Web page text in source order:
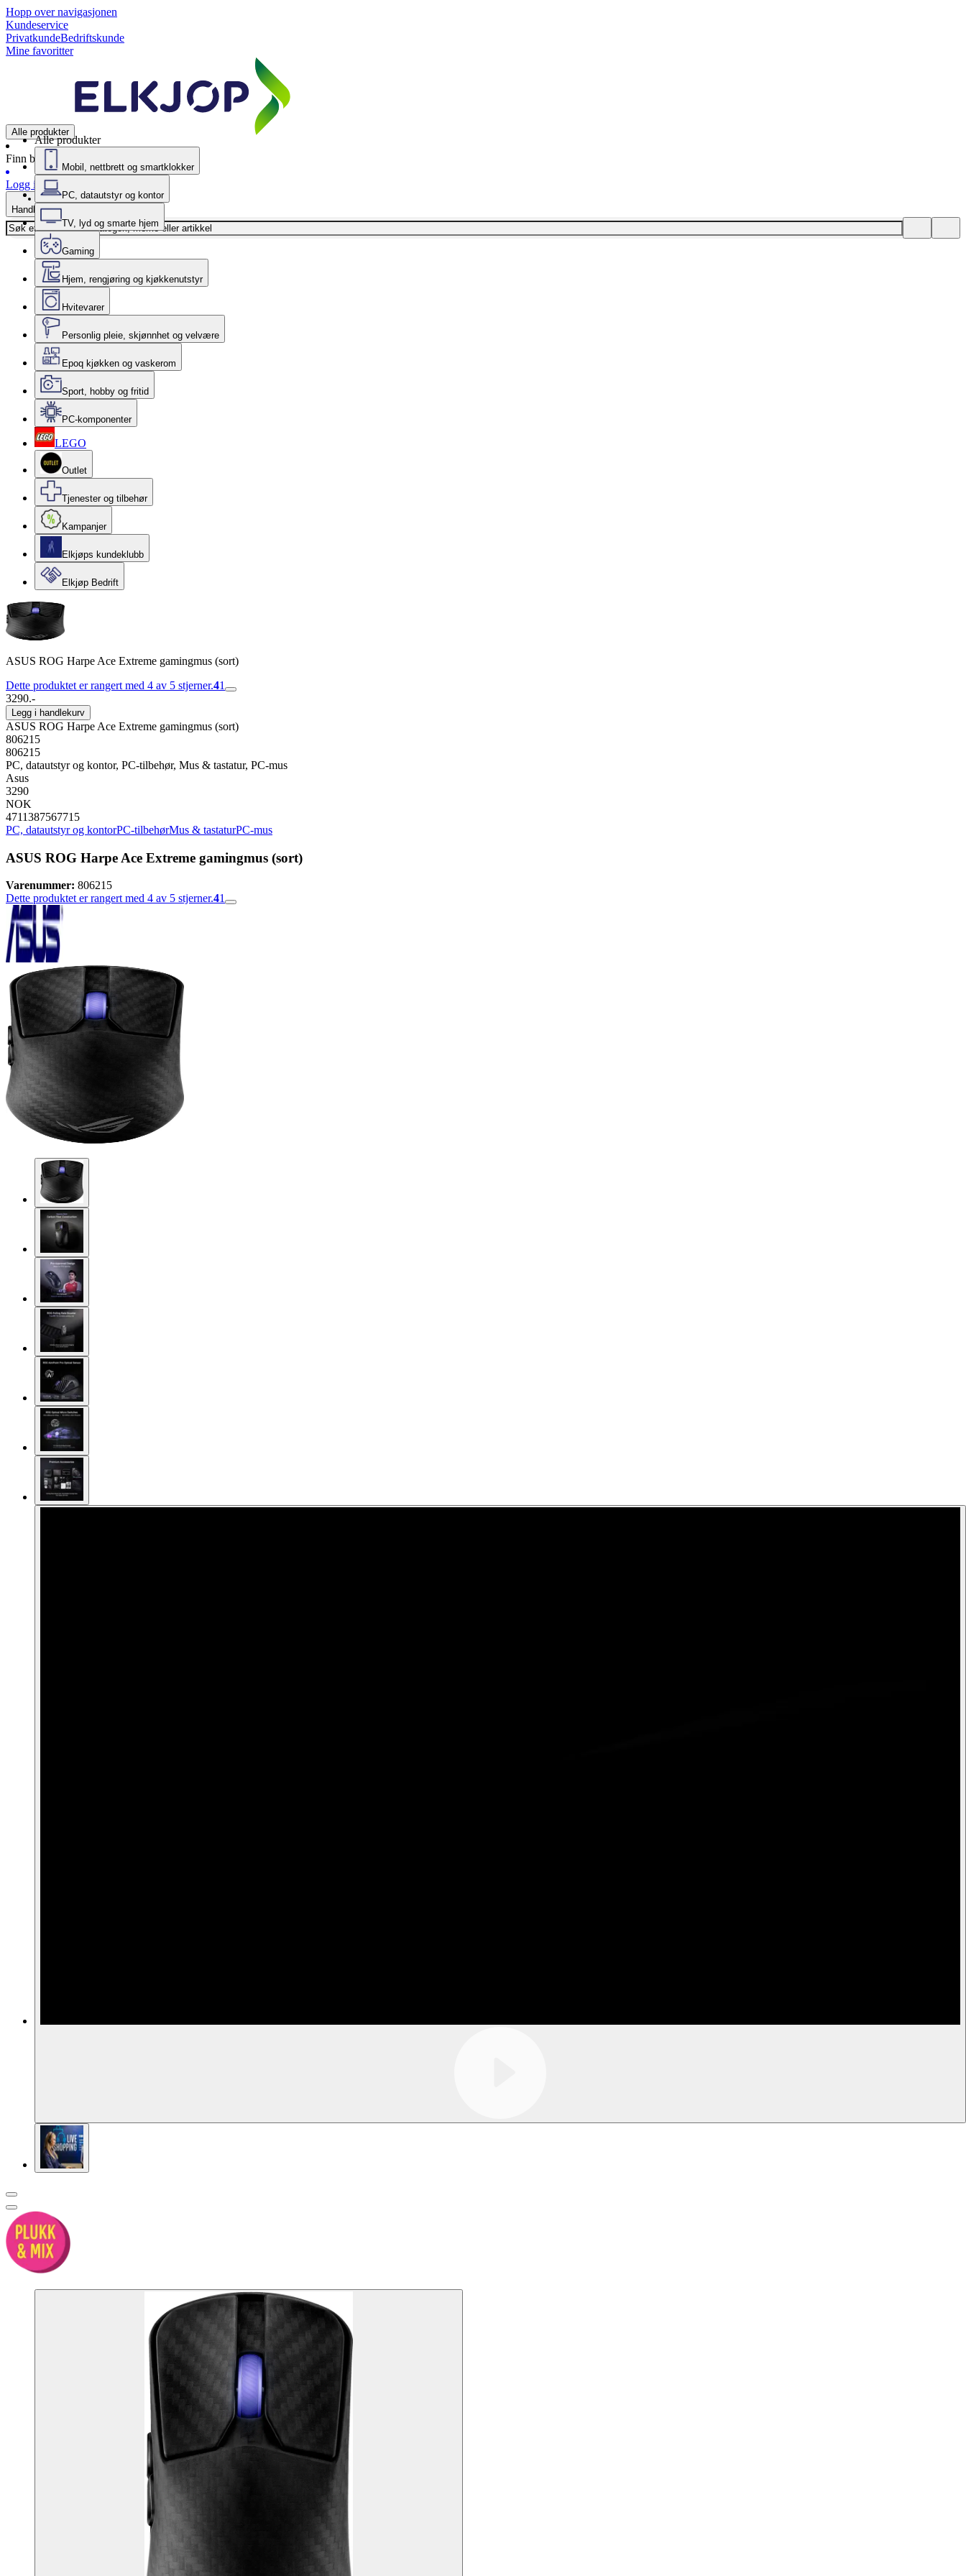
Hopp over navigasjonen
Kundeservice
PrivatkundeBedriftskunde
Mine favoritter
Alle produkter
Finn butikk
Logg inn
Handlekurv
Alle produkter
Mobil, nettbrett og smartklokker
PC, datautstyr og kontor
TV, lyd og smarte hjem
Gaming
Hjem, rengjøring og kjøkkenutstyr
Hvitevarer
Personlig pleie, skjønnhet og velvære
Epoq kjøkken og vaskerom
Sport, hobby og fritid
PC-komponenter
LEGO
Outlet
Tjenester og tilbehør
Kampanjer
Elkjøps kundeklubb
Elkjøp Bedrift
ASUS ROG Harpe Ace Extreme gamingmus (sort)
Dette produktet er rangert med 4 av 5 stjerner.41
3290.-
Legg i handlekurv
ASUS ROG Harpe Ace Extreme gamingmus (sort)
806215
806215
PC, datautstyr og kontor, PC-tilbehør, Mus & tastatur, PC-mus
Asus
3290
NOK
4711387567715
PC, datautstyr og kontorPC-tilbehørMus & tastaturPC-mus
ASUS ROG Harpe Ace Extreme gamingmus (sort)
Varenummer: 806215
Dette produktet er rangert med 4 av 5 stjerner.41